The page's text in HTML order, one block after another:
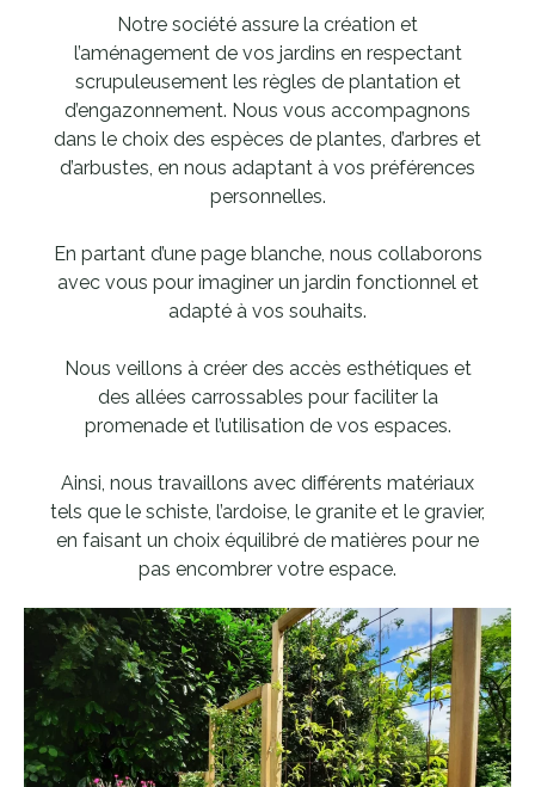
Notre société assure la création et
l’aménagement de vos jardins en respectant
scrupuleusement les règles de plantation et
d’engazonnement. Nous vous accompagnons
dans le choix des espèces de plantes, d’arbres et
d’arbustes, en nous adaptant à vos préférences
personnelles.
En partant d’une page blanche, nous collaborons
avec vous pour imaginer un jardin fonctionnel et
adapté à vos souhaits.
Nous veillons à créer des accès esthétiques et
des allées carrossables pour faciliter la
promenade et l’utilisation de vos espaces.
Ainsi, nous travaillons avec différents matériaux
tels que le schiste, l’ardoise, le granite et le gravier,
en faisant un choix équilibré de matières pour ne
pas encombrer votre espace.